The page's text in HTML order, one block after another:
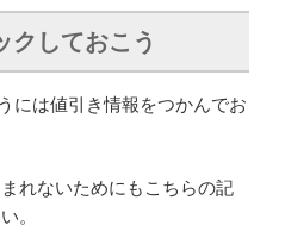
クしておこう
には値引き情報をつかんでお
れないためにもこちらの記
。